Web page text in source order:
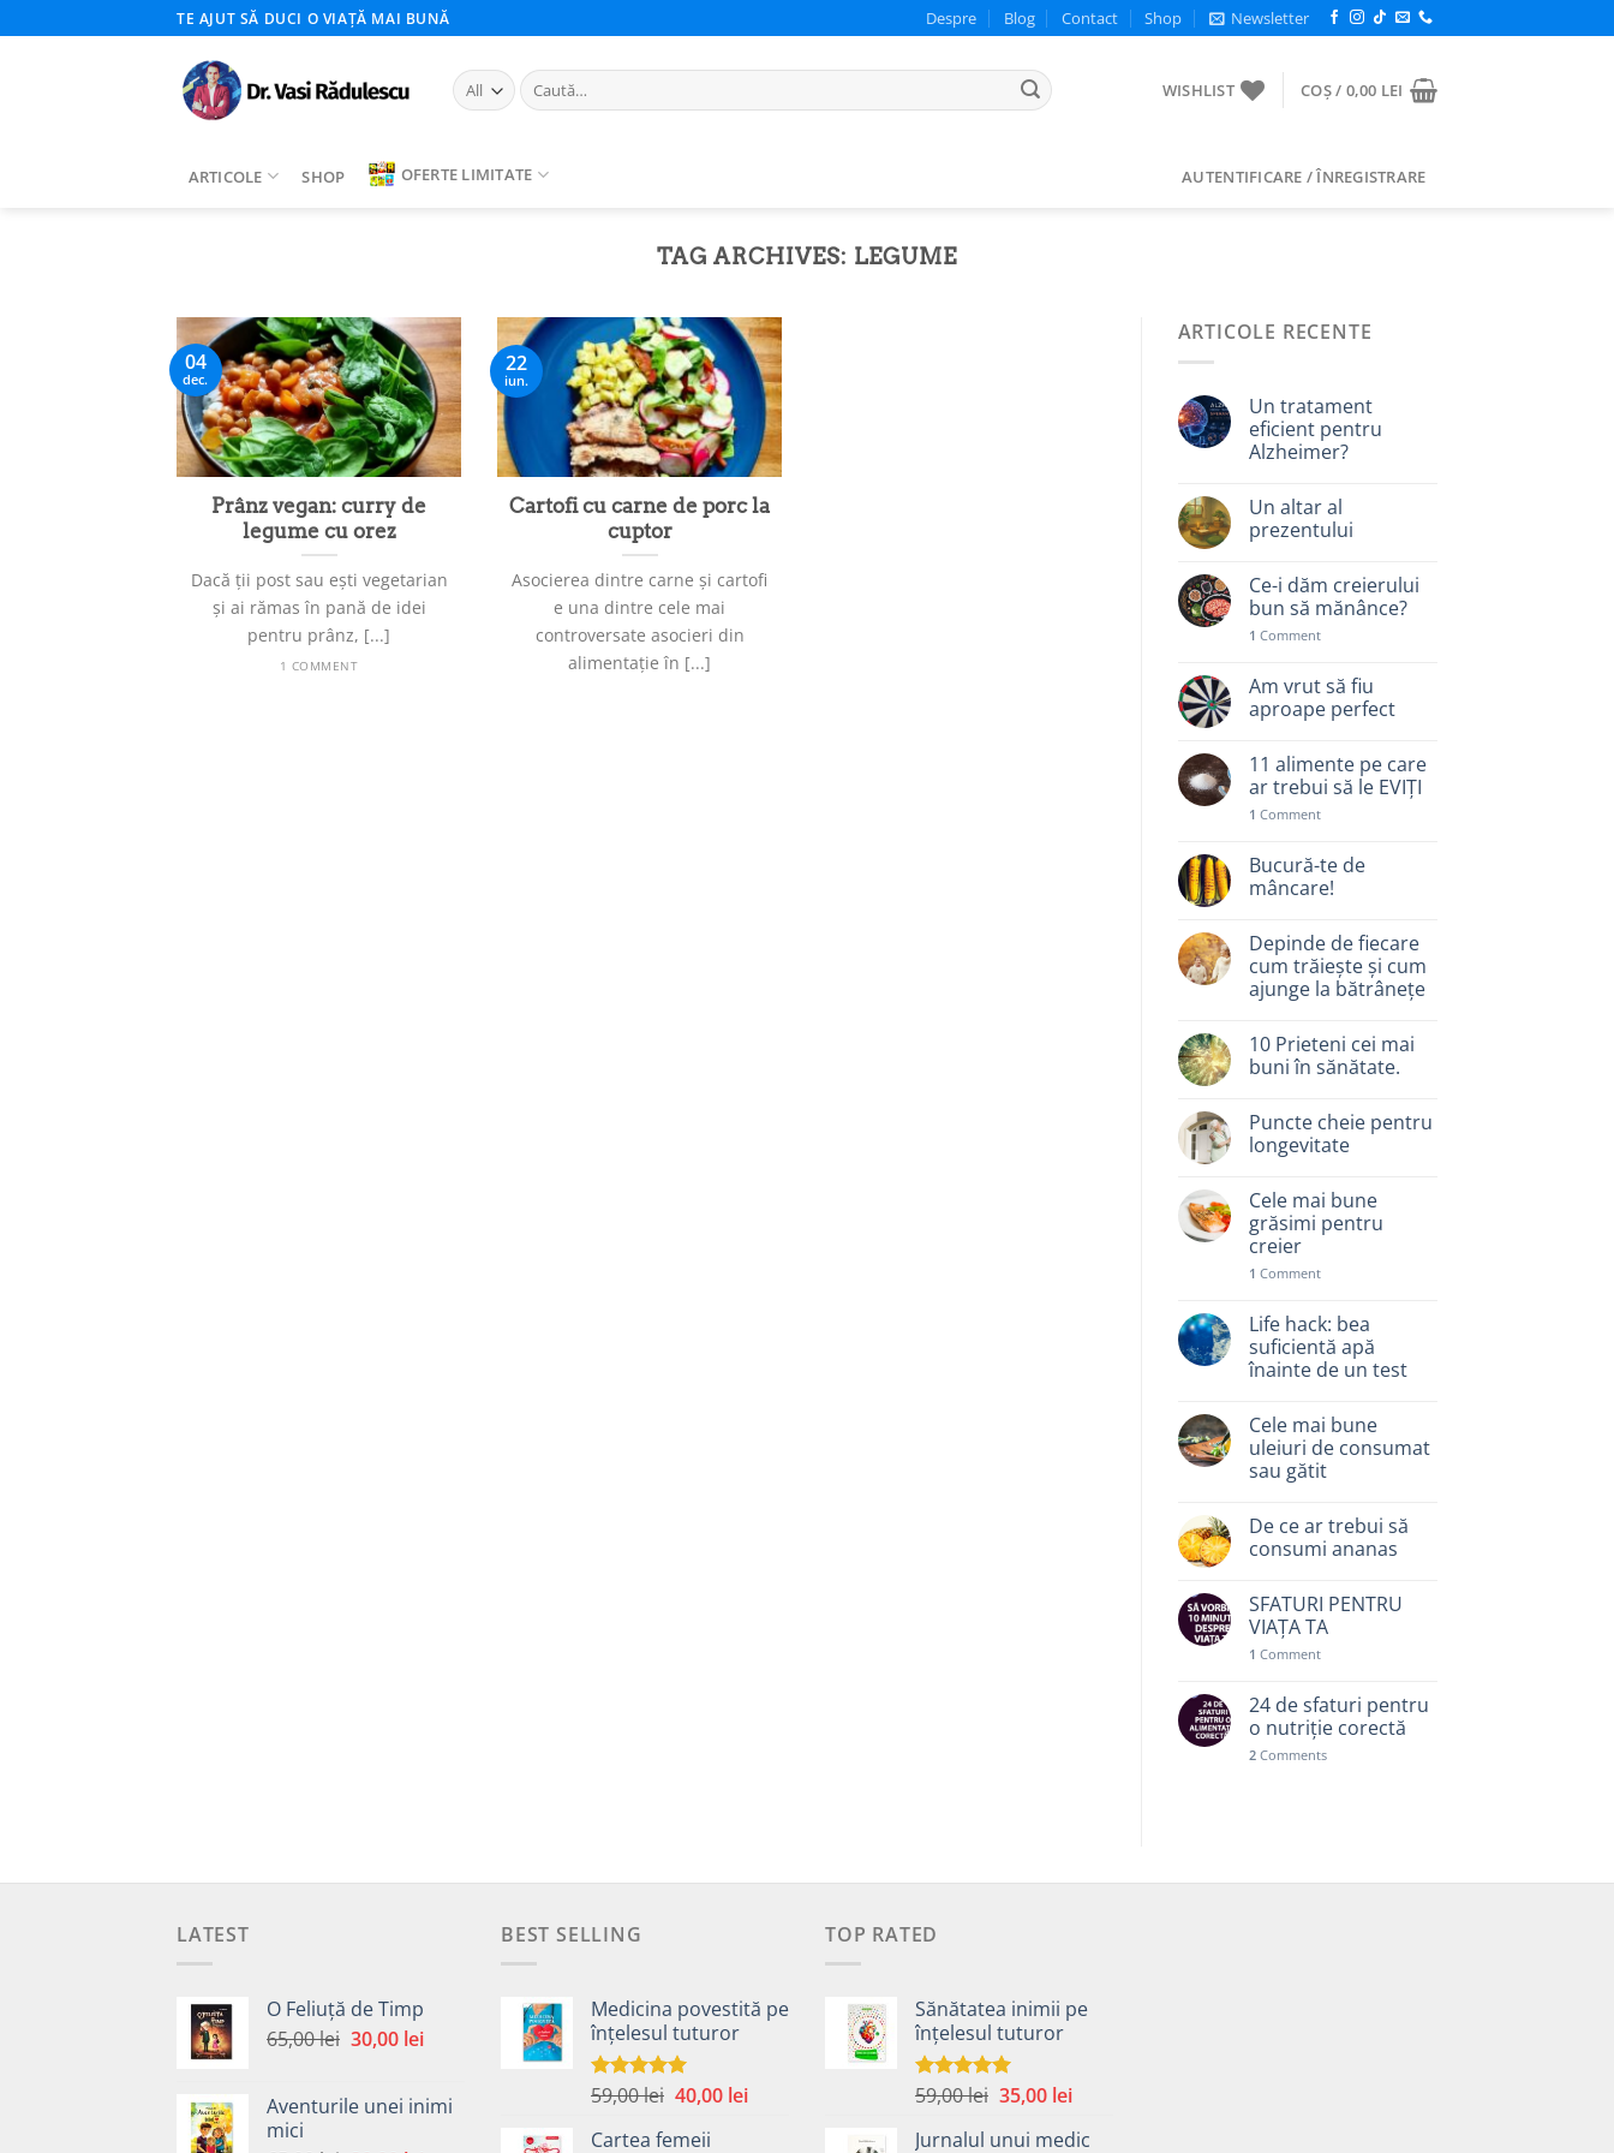
to
TE AJUT SĂ DUCI O VIAȚĂ MAI BUNĂ Despre Blog Contact Shop Newsletter
Caută
după:
WISHLIST COȘ / 0,00 LEI
ARTICOLE SHOP OFERTE LIMITATE AUTENTIFICARE / ÎNREGISTRARE
TAG ARCHIVES: LEGUME
Prânz vegan: curry de
legume cu orez
Dacă ții post sau ești vegetarian
și ai rămas în pană de idei
pentru prânz, [...]
1 COMMENT
04
dec.
Cartofi cu carne de porc la
cuptor
Asocierea dintre carne și cartofi
e una dintre cele mai
controversate asocieri din
alimentație în [...]
22
iun.
ARTICOLE RECENTE
Un tratament
eficient pentru
Alzheimer?
Un altar al
prezentului
Ce-i dăm creierului
bun să mănânce?
1 Comment
Am vrut să fiu
aproape perfect
11 alimente pe care
ar trebui să le EVIȚI
1 Comment
Bucură-te de
mâncare!
Depinde de fiecare
cum trăiește și cum
ajunge la bătrânețe
10 Prieteni cei mai
buni în sănătate.
Puncte cheie pentru
longevitate
Cele mai bune
grăsimi pentru
creier
1 Comment
Life hack: bea
suficientă apă
înainte de un test
Cele mai bune
uleiuri de consumat
sau gătit
De ce ar trebui să
consumi ananas
SFATURI PENTRU
VIAȚA TA
1 Comment
24 de sfaturi pentru
o nutriție corectă
2Comments
LATEST
O Feliuță de Timp
65,00lei Prețul
fost:
30,00 leiPrețul
30,00 lei.
Aventurile unei inimi
mici
BEST SELLING
Medicina povestită pe
înțelesul tuturor
Evaluat la
59,00lei Prețul
a
40,00 leiPrețul
Cartea femeii
TOP RATED
Sănătatea inimii pe
înțelesul tuturor
Evaluat la
59,00lei Prețul
a
35,00 leiPrețul
este:
Jurnalul unui medic